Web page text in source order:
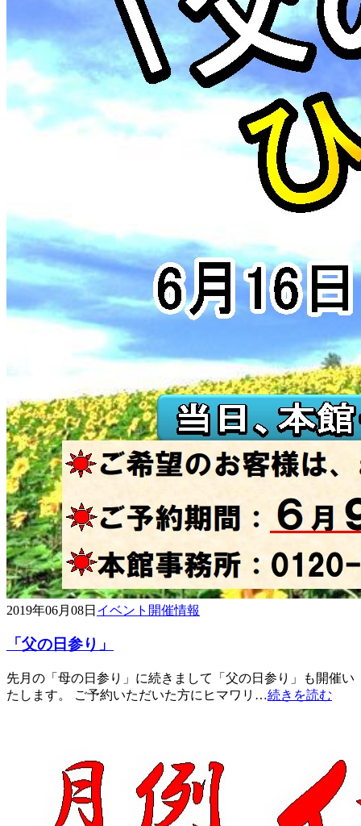
2019年06月08日 イベント開催情報
「父の日参り」
先月の「母の日参り」に続きまして「父の日参り」も開催い
たします。 ご予約いただいた方にヒマワリ…続きを読む